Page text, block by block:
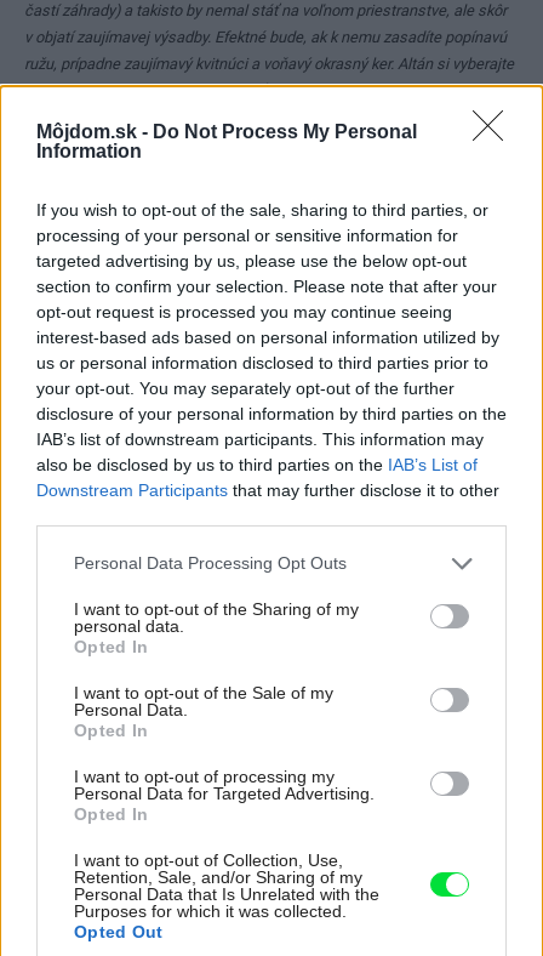
Môjdom.sk - Do Not Process My Personal
Information
If you wish to opt-out of the sale, sharing to third parties, or
processing of your personal or sensitive information for
targeted advertising by us, please use the below opt-out
section to confirm your selection. Please note that after your
opt-out request is processed you may continue seeing
interest-based ads based on personal information utilized by
us or personal information disclosed to third parties prior to
your opt-out. You may separately opt-out of the further
disclosure of your personal information by third parties on the
IAB’s list of downstream participants. This information may
also be disclosed by us to third parties on the IAB’s List of
Downstream Participants that may further disclose it to other
Please note that this website/app uses one or more Google
not limited to your visit or usage behaviour. You may click to
grant or deny consent to Google and its third-party tags to
use your data for below specified purposes in below Google
consent section.
Personal Data Processing Opt Outs
I want to opt-out of the Sharing of my
personal data.
Opted In
I want to opt-out of the Sale of my
Personal Data.
Opted In
I want to opt-out of processing my
Personal Data for Targeted Advertising.
Opted In
I want to opt-out of Collection, Use,
Retention, Sale, and/or Sharing of my
Personal Data that Is Unrelated with the
Purposes for which it was collected.
Opted Out
častí záhrady) a takisto by nemal stáť na voľnom priestranstve, ale skôr
v objatí zaujímavej výsadby. Efektné bude, ak k nemu zasadíte popínavú
ružu, prípadne zaujímavý kvitnúci a voňavý okrasný ker. Altán si vyberajte
aj podľa toho, či ho budete používať celoročne, alebo len v lete – steny
môžu byť otvorené alebo uzavreté, počas zimy ho môžete vykurovať
Daniel Košťál
kam umiestniť ALTÁN
Veľmi sa nám páčia altány, a preto sme sa rozhodli
vybudovať si jeden aj v našej záhrade. Aké miesto by
sme mu mali vyhradiť?
(Milan S., Bratislava)
V prvom rade sa pri jeho výbere, respektíve budovaní
(svahovitý terén sa na jeho vybudovanie hodí menej). Ak
chcete, aby sa do altánu vošli aspoň štyria ľudia, mal by
mať vnútorný priemer tejto ideálne kruhovej alebo
osembokej stavby aspoň 2,5 až 3 m. Veľa miesta ušetrí
takomto prípade môže byť priemer aj niečo málo cez 2 m.
Altán nikdy nesmie byť dominantným prvkom vašej
záhrady (mal by však byť viditeľný z rôznych častí
záhrady) a takisto by nemal stáť na voľnom priestranstve,
ale skôr v objatí zaujímavej výsadby. Efektné bude, ak k